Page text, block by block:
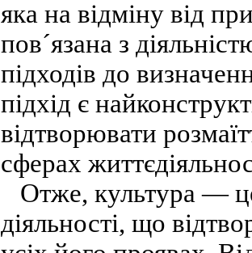
яка на відміну від
пов´язана з
підходів до
підхід є
відтворювати
сферах
Отже, культура — це
діяльності, що